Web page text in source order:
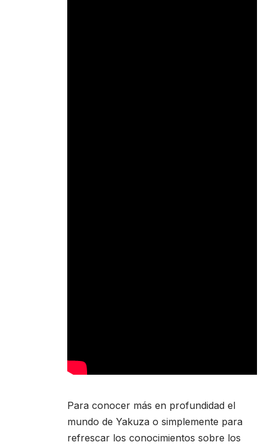
Para conocer más en profundidad el
mundo de Yakuza o simplemente para
refrescar los conocimientos sobre los